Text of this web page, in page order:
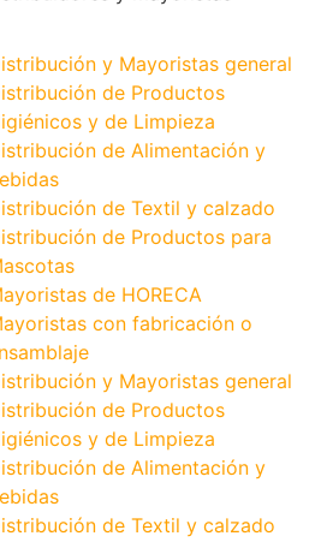
y Mayoristas general
de Productos
y de Limpieza
de Alimentación y
de Textil y calzado
de Productos para
de HORECA
con fabricación o
y Mayoristas general
de Productos
y de Limpieza
de Alimentación y
de Textil y calzado